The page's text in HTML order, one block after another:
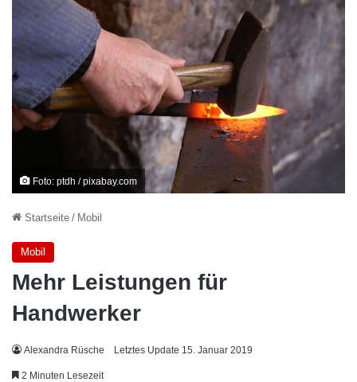
Foto: ptdh / pixabay.com
Startseite / Mobil
Mobil
Mehr Leistungen für
Handwerker
Alexandra Rüsche Letztes Update 15. Januar 2019
2 Minuten Lesezeit